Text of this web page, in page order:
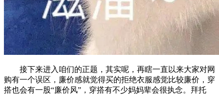
接下来进入咱们的正题，其实呢，再瞎一直以来大家对网
购有一个误区，廉价感就觉得买的拒绝衣服感觉比较廉价，穿
搭也会有一股“廉价风”，穿搭有不少妈妈辈会很执念。拜托